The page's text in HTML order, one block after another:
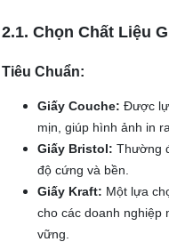
2.1. Chọn Chất Liệu
Tiêu Chuẩn:
Giấy Couche: Được
mịn, giúp hình ảnh in
Giấy Bristol: Thường
độ cứng và bền.
Giấy Kraft: Một lựa
cho các doanh nghiệp
vững.